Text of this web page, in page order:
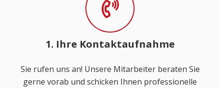
1. Ihre Kontaktaufnahme
Sie rufen uns an! Unsere Mitarbeiter beraten Sie
gerne vorab und schicken Ihnen professionelle